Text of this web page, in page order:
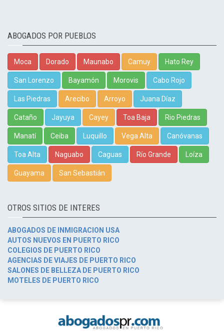
ABOGADOS POR PUEBLOS
Moca Dorado Maunabo Camuy Hato Rey
San Lorenzo Bayamón Morovis Cabo Rojo
Las Piedras Arecibo Arroyo Juana Díaz
Cataño Jayuya Cayey Toa Baja Rio Piedras
Manatí Ceiba Luquillo Vega Alta Canóvanas
Toa Alta Naguabo Caguas Río Grande Loíza
Guayama San Sebastián
OTROS SITIOS DE INTERES
ABOGADOS DE INMIGRACION USA
AUTOS NUEVOS EN PUERTO RICO
COLEGIOS DE PUERTO RICO
AGENCIAS DE VIAJES DE PUERTO RICO
SALONES DE BELLEZA DE PUERTO RICO
MOTELES DE PUERTO RICO